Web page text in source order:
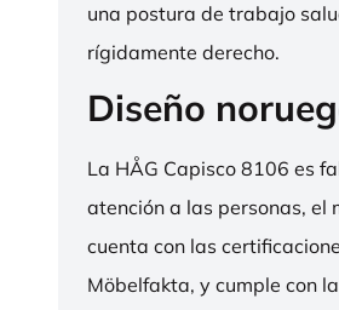
una postura de trabajo
rígidamente derecho.
Diseño
La HÅG Capisco 8106 es
atención a las personas, el
cuenta con las
Möbelfakta, y cumple con